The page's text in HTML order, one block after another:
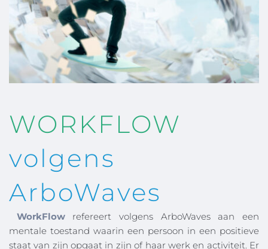
volgens
ArboWaves
WorkFlow refereert volgens ArboWaves aan een
mentale toestand waarin een persoon in een positieve
staat van zijn opgaat in zijn of haar werk en activiteit. Er